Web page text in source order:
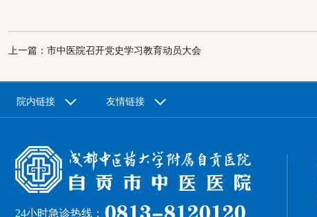
上一篇：市中医院召开党史学习教育动员大会
院内链接 友情链接
24小时急诊热线：